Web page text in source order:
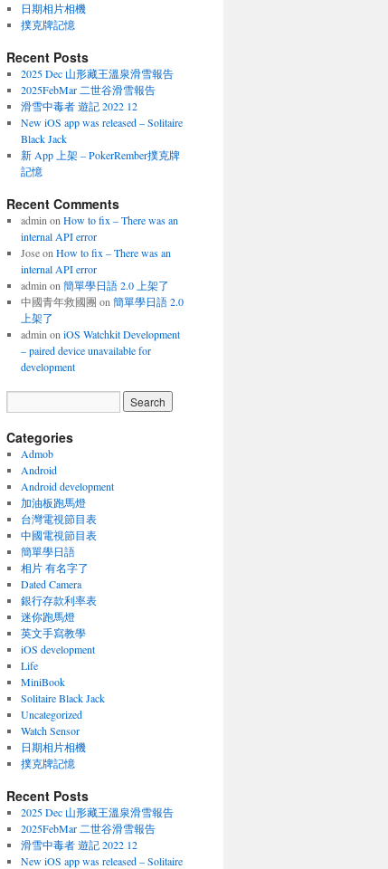
日期相片相機
撲克牌記憶
Recent Posts
2025 Dec 山形藏王溫泉滑雪報告
2025FebMar 二世谷滑雪報告
滑雪中毒者 遊記 2022 12
New iOS app was released – Solitaire
Black Jack
新 App 上架 – PokerRember撲克牌
記憶
Recent Comments
admin on How to fix – There was an
internal API error
Joseon How to fix – There was an
internal API error
admin on 簡單學日語 2.0 上架了
中國青年救國團 on 簡單學日語 2.0
上架了
admin on iOS Watchkit Development
– paired device unavailable for
development
Categories
Admob
Android
Android development
加油板跑馬燈
台灣電視節目表
中國電視節目表
簡單學日語
相片 有名字了
Dated Camera
銀行存款利率表
迷你跑馬燈
英文手寫教學
iOS development
Life
MiniBook
Solitaire Black Jack
Uncategorized
Watch Sensor
日期相片相機
撲克牌記憶
Recent Posts
2025 Dec 山形藏王溫泉滑雪報告
2025FebMar 二世谷滑雪報告
滑雪中毒者 遊記 2022 12
New iOS app was released – Solitaire